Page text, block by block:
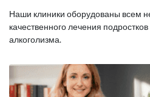
Наши клиники оборудованы всем
качественного лечения
алкоголизма.